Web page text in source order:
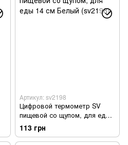
Артикул: sv2198
Цифровой термометр SV
пищевой со щупом, для еды
14 см Белый (sv2198)
113 грн